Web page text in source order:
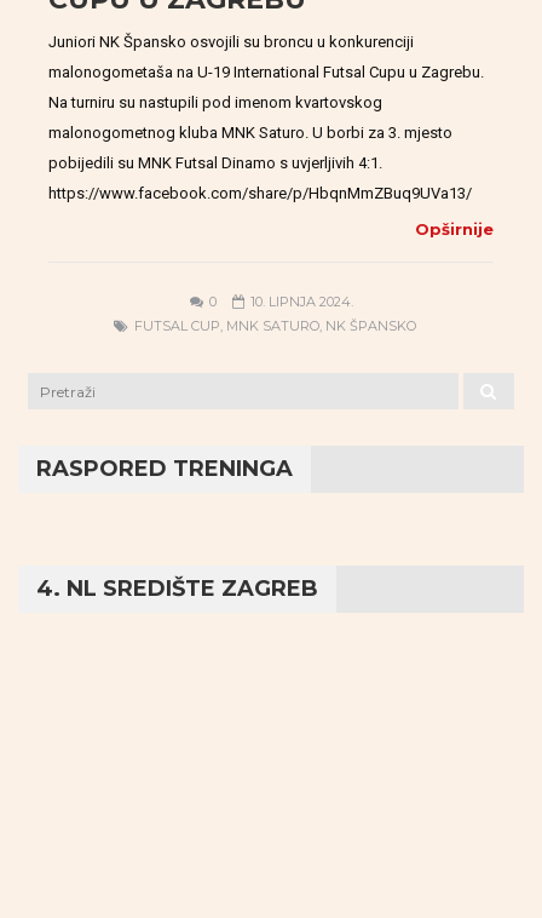
Juniori NK Špansko osvojili su broncu u konkurenciji
malonogometaša na U-19 International Futsal Cupu u Zagrebu.
Na turniru su nastupili pod imenom kvartovskog
malonogometnog kluba MNK Saturo. U borbi za 3. mjesto
pobijedili su MNK Futsal Dinamo s uvjerljivih 4:1.
https://www.facebook.com/share/p/HbqnMmZBuq9UVa13/
Opširnije
0
10. LIPNJA 2024.
FUTSAL CUP, MNK SATURO, NK ŠPANSKO
RASPORED TRENINGA
4. NL SREDIŠTE ZAGREB